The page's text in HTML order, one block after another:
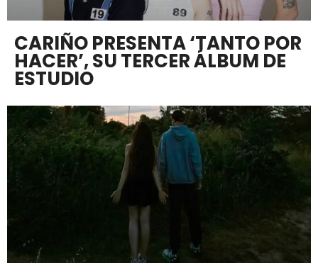
CARIÑO PRESENTA ‘TANTO POR
HACER’, SU TERCER ÁLBUM DE
ESTUDIO